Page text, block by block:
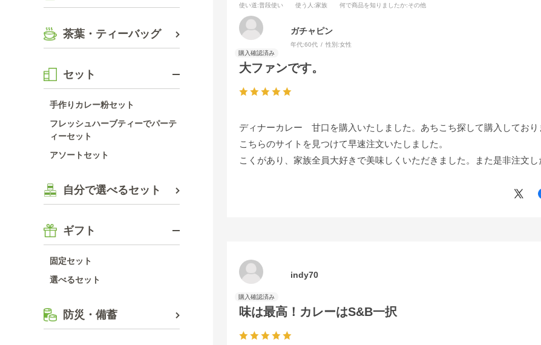
茶葉・ティーバッグ
セット
手作りカレー粉セット
フレッシュハーブティーでパーテ
ィーセット
アソートセット
自分で選べるセット
ギフト
固定セット
選べるセット
防災・備蓄
大ファンです。
使い道:普段使い 使う人 :家族 何で商品を知りましたか:その他
ガチャピン
年代:60代 性別:女性
ディナーカレー 甘口を購入いたしました。あちこち探して購入しており
こちらのサイトを見つけて早速注文いたしました。
こくがあり、家族全員大好きで美味しくいただきました。また是非注文し
味は最高！カレーはS&B一択
indy70